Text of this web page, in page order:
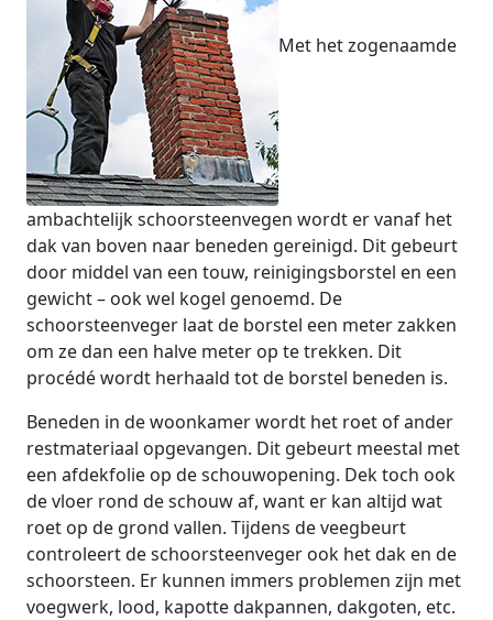
Met het zogenaamde
ambachtelijk schoorsteenvegen wordt er vanaf het
dak van boven naar beneden gereinigd. Dit gebeurt
door middel van een touw, reinigingsborstel en een
gewicht – ook wel kogel genoemd. De
schoorsteenveger laat de borstel een meter zakken
om ze dan een halve meter op te trekken. Dit
procédé wordt herhaald tot de borstel beneden is.
Beneden in de woonkamer wordt het roet of ander
restmateriaal opgevangen. Dit gebeurt meestal met
een afdekfolie op de schouwopening. Dek toch ook
de vloer rond de schouw af, want er kan altijd wat
roet op de grond vallen. Tijdens de veegbeurt
controleert de schoorsteenveger ook het dak en de
schoorsteen. Er kunnen immers problemen zijn met
voegwerk, lood, kapotte dakpannen, dakgoten, etc.